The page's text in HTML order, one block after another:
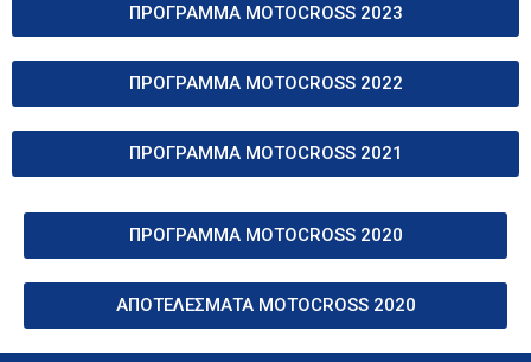
ΠΡΟΓΡΑΜΜΑ MOTOCROSS 2023
ΠΡΟΓΡΑΜΜΑ MOTOCROSS 2022
ΠΡΟΓΡΑΜΜΑ MOTOCROSS 2021
ΠΡΟΓΡΑΜΜΑ MOTOCROSS 2020
ΑΠΟΤΕΛΕΣΜΑΤΑ MOTOCROSS 2020